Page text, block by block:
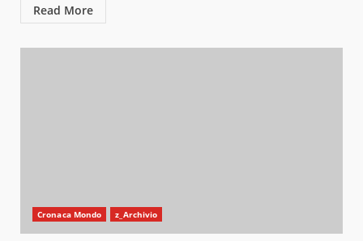
Read More
Cronaca Mondo z_Archivio